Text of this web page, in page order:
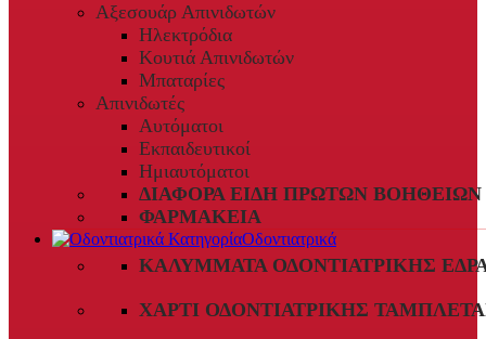
Αξεσουάρ Απινιδωτών
Ηλεκτρόδια
Κουτιά Απινιδωτών
Μπαταρίες
Απινιδωτές
Αυτόματοι
Εκπαιδευτικοί
Ημιαυτόματοι
ΔΙΆΦΟΡΑ ΕΊΔΗ ΠΡΏΤΩΝ ΒΟΗΘΕΙΏΝ
ΦΑΡΜΑΚΕΊΑ
Οδοντιατρικά
ΚΑΛΎΜΜΑΤΑ ΟΔΟΝΤΙΑΤΡΙΚΉΣ
ΧΑΡΤΊ ΟΔΟΝΤΙΑΤΡΙΚΉΣ